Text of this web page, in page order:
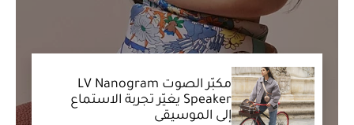
مكبّر الصوت LV Nanogram
Speaker يغيّر تجربة الاستماع
إلى الموسيقى